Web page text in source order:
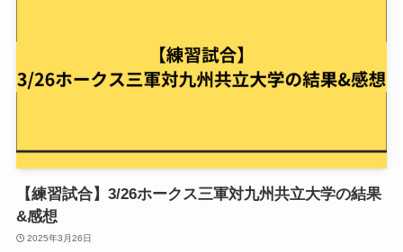
【練習試合】3/26ホークス三軍対九州共立大学の結果
&感想
2025年3月26日